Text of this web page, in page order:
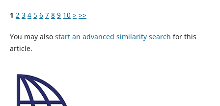
1 2 3 4 5 6 7 8 9 10 > >>
You may also start an advanced similarity search for this
article.